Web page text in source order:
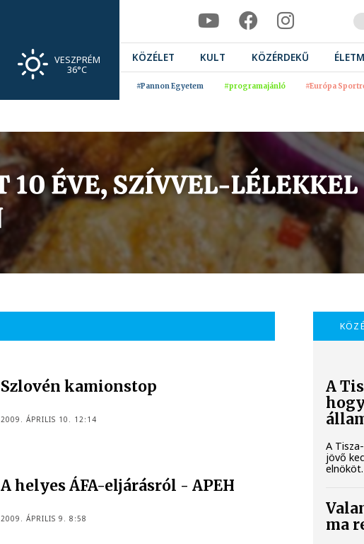
VESZPRÉM
36°C
KÖZÉLET KULT KÖZÉRDEKŰ
#Pannon Egyetem #programajánló #Európa
Szlovén kamionstop
2009. ÁPRILIS 10. 12:14
A helyes ÁFA-eljárásról - APEH
2009. ÁPRILIS 9. 8:58
A
A
jövő
elnököt.
ma